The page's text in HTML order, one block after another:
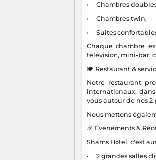
• Chambres
• Chambres twin,
• Suites
Chaque chambre
télévision, mini-bar,
🍽 Restaurant &
Notre restaurant
internationaux,
vous autour de nos
Nous mettons
🎉 Événements &
Shams Hotel, c'est
• 2 grandes salles